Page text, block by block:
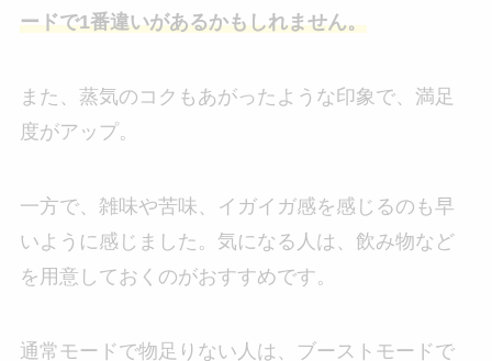
ードで1番違いがあるかもしれません。
また、蒸気のコクもあがったような印象で、満足
度がアップ。
一方で、雑味や苦味、イガイガ感を感じるのも早
いように感じました。気になる人は、飲み物など
を用意しておくのがおすすめです。
通常モードで物足りない人は、ブーストモードで